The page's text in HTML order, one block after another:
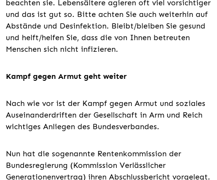
beachten sie. Lebensältere agieren oft viel vorsichtiger
und das ist gut so. Bitte achten Sie auch weiterhin auf
Abstände und Desinfektion. Bleibt/bleiben Sie gesund
und helft/helfen Sie, dass die von Ihnen betreuten
Menschen sich nicht infizieren.
Kampf gegen Armut geht weiter
Nach wie vor ist der Kampf gegen Armut und soziales
Auseinanderdriften der Gesellschaft in Arm und Reich
wichtiges Anliegen des Bundesverbandes.
Nun hat die sogenannte Rentenkommission der
Bundesregierung (Kommission Verlässlicher
Generationenvertrag) ihren Abschlussbericht vorgelegt.